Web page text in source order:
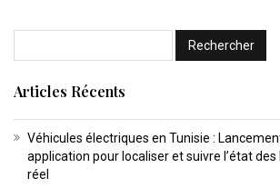
Articles Récents
Véhicules électriques en Tunisie :
application pour localiser et suivre l’état
réel